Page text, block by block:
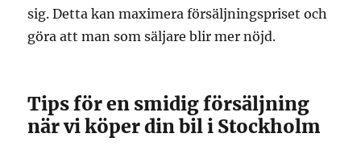
sig. Detta kan maximera försäljningspriset och
göra att man som säljare blir mer nöjd.
Tips för en smidig försäljning
när vi köper din bil i Stockholm